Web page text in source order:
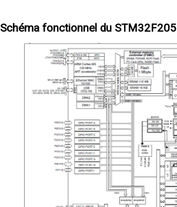
Schéma fonctionnel du STM32F205